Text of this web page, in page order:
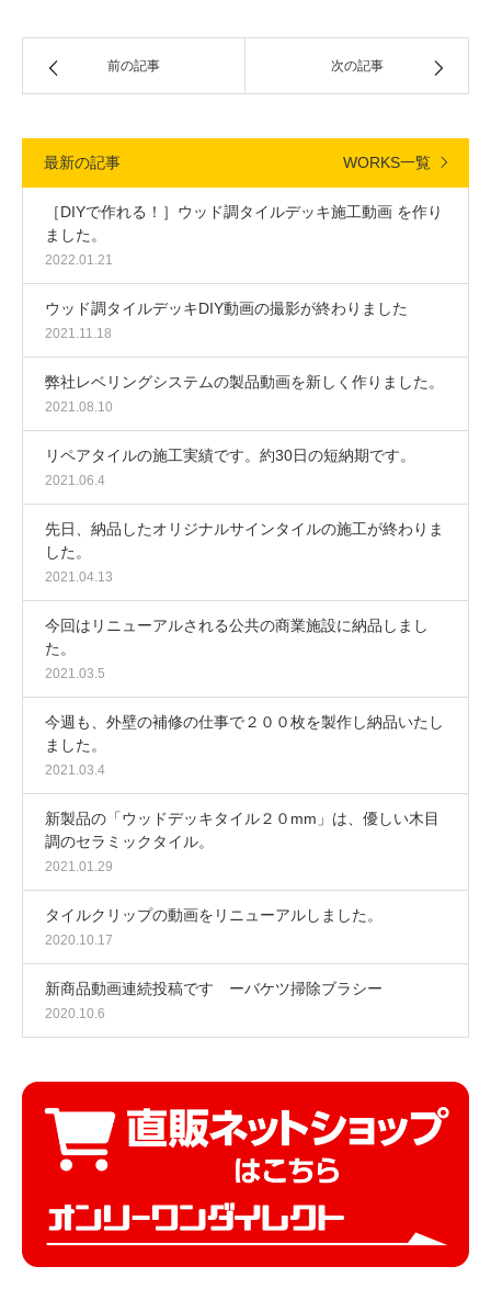
前の記事 次の記事
最新の記事 WORKS一覧
［DIYで作れる！］ウッド調タイルデッキ施工動画 を作り
ました。
2022.01.21
ウッド調タイルデッキDIY動画の撮影が終わりました
2021.11.18
弊社レベリングシステムの製品動画を新しく作りました。
2021.08.10
リペアタイルの施工実績です。約30日の短納期です。
2021.06.4
先日、納品したオリジナルサインタイルの施工が終わりま
した。
2021.04.13
今回はリニューアルされる公共の商業施設に納品しまし
た。
2021.03.5
今週も、外壁の補修の仕事で２００枚を製作し納品いたし
ました。
2021.03.4
新製品の「ウッドデッキタイル２０mm」は、優しい木目
調のセラミックタイル。
2021.01.29
タイルクリップの動画をリニューアルしました。
2020.10.17
新商品動画連続投稿です ーバケツ掃除ブラシー
2020.10.6